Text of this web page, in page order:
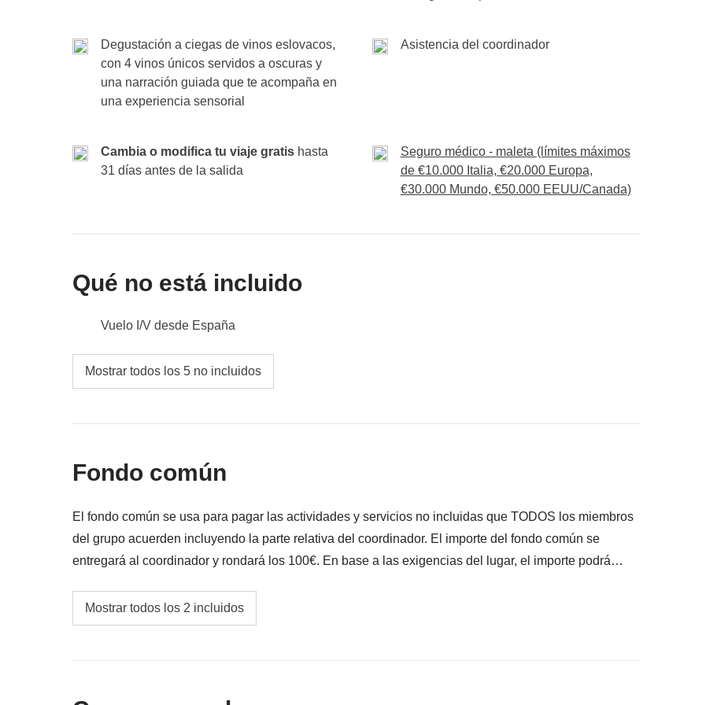
No incluido:comidas y bebidas donde no esté indicado.
Fondo común: posibles transportes extra y/o actividades adicionales.
No incluido:comidas y bebidas donde no esté indicado.
Fin de los servicios por parte de WeRoad. P.D. El programa del tour puede sufrir variaciones en
relación a lo publicado, por razones no previsibles y ajenas a la voluntad de WeRoad
Degustación a ciegas de vinos eslovacos,
con 4 vinos únicos servidos a oscuras y
una narración guiada que te acompaña en
una experiencia sensorial
Asistencia del coordinador
Cambia o modifica tu viaje gratis hasta
31 días antes de la salida
Seguro médico - maleta (límites máximos
de €10.000 Italia, €20.000 Europa,
€30.000 Mundo, €50.000 EEUU/Canada)
Qué no está incluido
Vuelo I/V desde España
Comidas y bebidas donde no esté indicado
Todo lo que no se menciona en la sección "Qué está incluido"
Mostrar todos los 5 no incluidos
Fondo común
El fondo común se usa para pagar las actividades y servicios no incluidas que TODOS los miembros
del grupo acuerden incluyendo la parte relativa del coordinador. El importe del fondo común se
entregará al coordinador y rondará los 100€. En base a las exigencias del lugar, el importe podrá
Fondo común del coordinador
correspondiente del coordinador. Actividades pagadas con el fondo común: son realizadas por
interviene en su gestión ni asume responsabilidad alguna
Mostrar todos los 2 incluidos